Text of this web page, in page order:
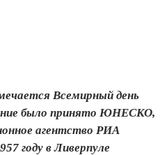
Всемирный день
было принято ЮНЕСКО,
агентство РИА
году в Ливерпуле